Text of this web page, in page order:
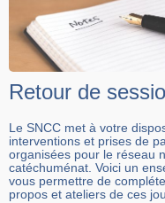
Retour de
Le SNCC met à votre
interventions et prises de
organisées pour le réseau
catéchuménat. Voici un
vous permettre de
propos et ateliers de ces